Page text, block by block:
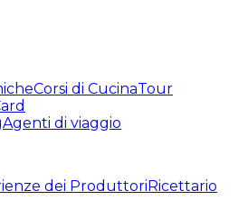
Corsi di CucinaTour
Agenti di viaggio
dei ProduttoriRicettario